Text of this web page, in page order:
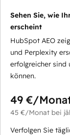
Sehen Sie, wie
erscheint
HubSpot AEO
und Perplexity
erfolgreicher sind
können.
49 €/
45 €/Monat bei
Verfolgen Sie